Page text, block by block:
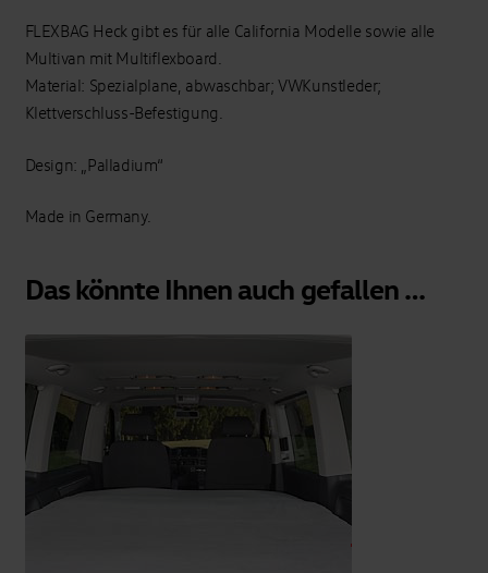
FLEXBAG Heck gibt es für alle California Modelle sowie alle
Multivan mit Multiflexboard.
Material: Spezialplane, abwaschbar; VWKunstleder;
Klettverschluss-Befestigung.
Design: „Palladium“
Made in Germany.
Das könnte Ihnen auch gefallen …